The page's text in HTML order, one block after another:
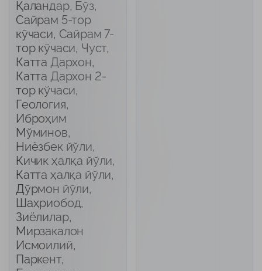
Қаландар, Бўз,
Сайрам 5-тор
кўчаси, Сайрам 7-
тор кўчаси, Чуст,
Катта Дархон,
Катта Дархон 2-
тор кўчаси,
Геология,
Иброҳим
Мўминов,
Ниёзбек йўли,
Кичик ҳалқа йўли,
Катта ҳалқа йўли,
Дўрмон йўли,
Шаҳриобод,
Зиёлилар,
Мирзакалон
Исмоилий,
Паркент,